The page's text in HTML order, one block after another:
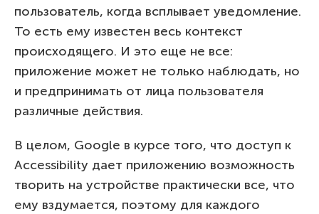
пользователь, когда всплывает уведомление.
То есть ему известен весь контекст
происходящего. И это еще не все:
приложение может не только наблюдать, но
и предпринимать от лица пользователя
различные действия.
В целом, Google в курсе того, что доступ к
Accessibility дает приложению возможность
творить на устройстве практически все, что
ему вздумается, поэтому для каждого